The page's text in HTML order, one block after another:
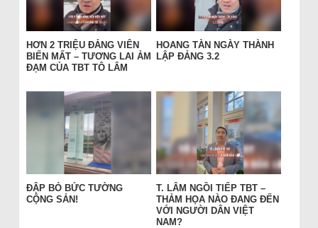
HƠN 2 TRIỆU ĐẢNG VIÊN
BIẾN MẤT – TƯƠNG LAI ẢM
ĐẠM CỦA TBT TÔ LÂM
HOANG TÀN NGÀY THÀNH
LẬP ĐẢNG 3.2
ĐẬP BỎ BỨC TƯỜNG
CỘNG SẢN!
T. LÂM NGỒI TIẾP TBT –
THẢM HỌA NÀO ĐANG ĐẾN
VỚI NGƯỜI DÂN VIỆT
NAM?